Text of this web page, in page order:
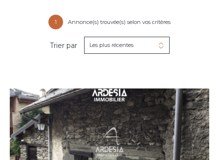
1 Annonce(s) trouvée(s) selon vos critères
Trier par Les plus récentes